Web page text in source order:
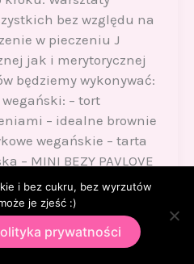
bez względu na
w pieczeniu J
jak i merytorycznej
będziemy wykonywać:
– tort
– idealne brownie
wegańskie – tarta
– MINI BEZY PAVLOVE
cukiernictwo w
monoporcja orzechowa
śmietankowe z
popsWszystkie
i bez cukru, bez wyrzutów
je zjeść :)
prywatności